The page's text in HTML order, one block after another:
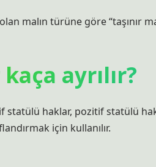
malın türüne göre “taşınır
ayrılır?
statülü haklar, pozitif statülü
için kullanılır.